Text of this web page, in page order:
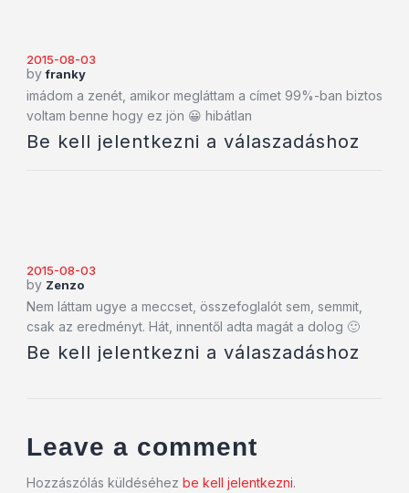
2015-08-03
byfranky
imádom a zenét, amikor megláttam a címet 99%-ban biztos
voltam benne hogy ez jön 😀 hibátlan
Be kell jelentkezni a válaszadáshoz
2015-08-03
by Zenzo
Nem láttam ugye a meccset, összefoglalót sem, semmit,
csak az eredményt. Hát, innentől adta magát a dolog 🙂
Be kell jelentkezni a válaszadáshoz
Leave a comment
Hozzászólás küldéséhez be kell jelentkezni.